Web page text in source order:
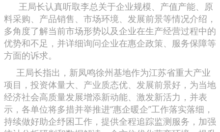
王局长认真听取李总关于企业规模、产值产能、原
料采购、产品销售、市场环境、发展前景等情况介绍，
多角度了解当前市场形势以及企业在生产经营过程中的
优势和不足，并详细询问企业在惠企政策、服务保障等
方面的诉求。
王局长指出，新凤鸣徐州基地作为江苏省重大产业
项目，投资体量大、产业质态优、发展前景好，为当地
经济社会高质量发展增添新动能、激发新活力，并表
示，各单位将多措并举推进“惠企暖企”工作落实落细，
持续做好助企纾困工作，提供全程追踪监测服务，加强